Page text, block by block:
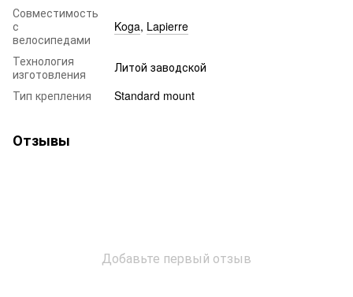
Совместимость
с
велосипедами
Koga, Lapierre
Технология
изготовления
Литой заводской
Тип крепления
Standard mount
Отзывы
Добавьте первый отзыв